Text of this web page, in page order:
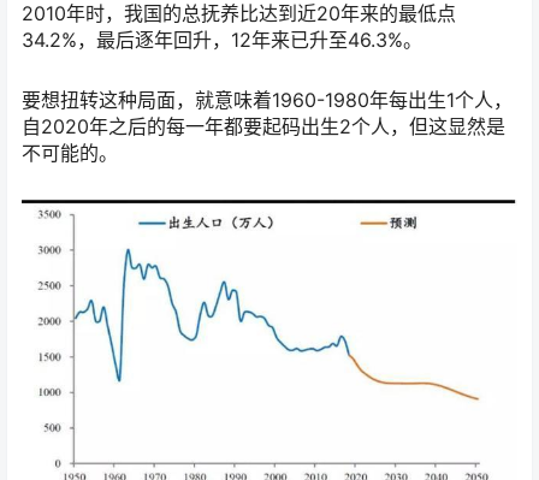
2010年时，我国的总抚养比达到近20年来的最低点
34.2%，最后逐年回升，12年来已升至46.3%。
要想扭转这种局面，就意味着1960-1980年每出生1个人，
自2020年之后的每一年都要起码出生2个人，但这显然是
不可能的。